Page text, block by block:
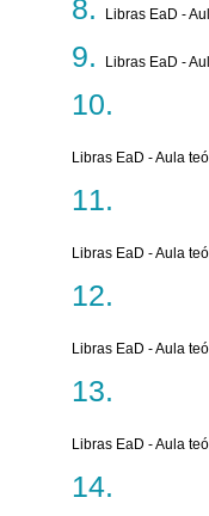
Libras EaD -
Libras EaD -
Libras EaD - Aula
Libras EaD - Aula
Libras EaD - Aula
Libras EaD - Aula